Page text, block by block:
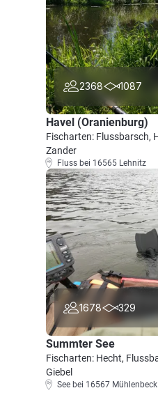
2368 1087
Havel (Oranienburg)
Fischarten: Flussbarsch,
Zander
Fluss bei 16565 Lehnitz
1678 329
Summter See
Fischarten: Hecht,
Giebel
See bei 16567 Mühlenbeck